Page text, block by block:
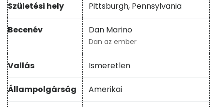
Születési hely Pittsburgh, Pennsylvania
Becenév Dan Marino
Dan az ember
Vallás Ismeretlen
Állampolgárság Amerikai